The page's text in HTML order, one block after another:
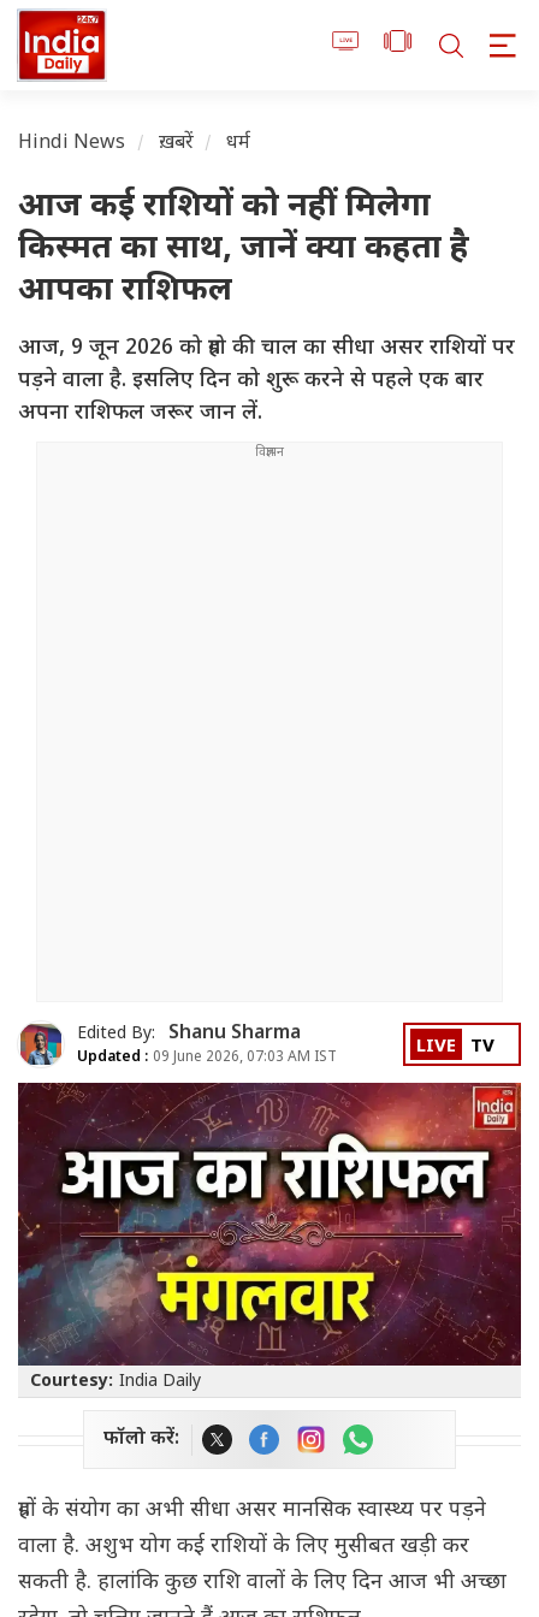
Hindi News ख़बरें धर्म
आज कई राशियों को नहीं मिलेगा
किस्मत का साथ, जानें क्या कहता है
आपका राशिफल
आज, 9 जून 2026 को ग्रहो की चाल का सीधा असर राशियों पर
पड़ने वाला है. इसलिए दिन को शुरू करने से पहले एक बार
अपना राशिफल जरूर जान लें.
Edited By: Shanu Sharma
Updated : 09 June 2026, 07:03 AM IST LIVE TV
Courtesy: India Daily
फॉलो करें:
ग्रहों के संयोग का अभी सीधा असर मानसिक स्वास्थ्य पर पड़ने
वाला है. अशुभ योग कई राशियों के लिए मुसीबत खड़ी कर
सकती है. हालांकि कुछ राशि वालों के लिए दिन आज भी अच्छा